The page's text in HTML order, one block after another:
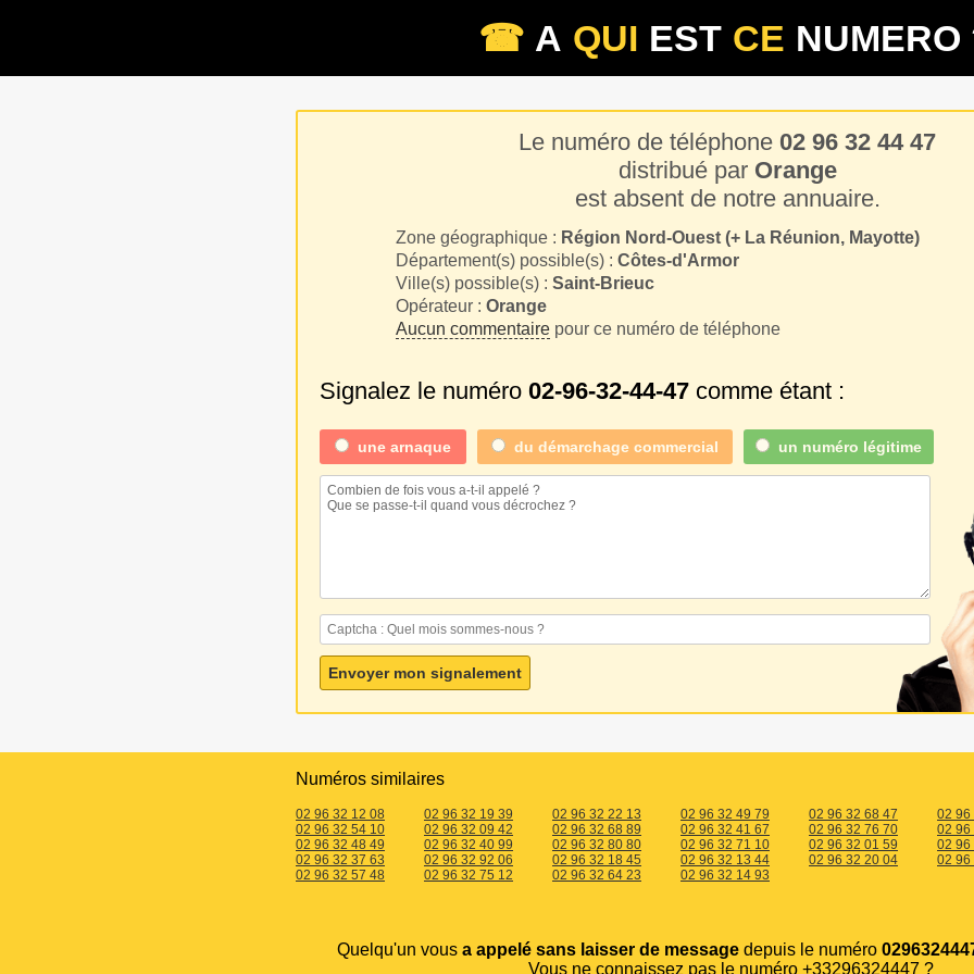
☎ A QUI EST CE NUMERO
Le numéro de téléphone 02 96 32 44 47
distribué par Orange
est absent de notre annuaire.
Zone géographique : Région Nord-Ouest (+ La Réunion, Mayotte)
Département(s) possible(s) : Côtes-d'Armor
Ville(s) possible(s) : Saint-Brieuc
Opérateur : Orange
Aucun commentairepour ce numéro de téléphone
Signalez le numéro 02-96-32-44-47 comme étant :
une arnaque du démarchage commercial un numéro légitime
Numéros similaires
02 96 32 12 08 02 96 32 19 39 02 96 32 22 13 02 96 32 49 79 02 96 32 68 47
02 96
02 96 32 54 10
02 96 32 09 42 02 96 32 68 89 02 96 32 41 67 02 96 32 76 70
02 96
02 96 32 48 49
02 96 32 40 99 02 96 32 80 80 02 96 32 71 10 02 96 32 01 59
02 96
02 96 32 37 63
02 96 32 92 06 02 96 32 18 45 02 96 32 13 44 02 96 32 20 04
02 96
02 96 32 57 48
02 96 32 75 12 02 96 32 64 23 02 96 32 14 93
Quelqu'un vous a appelé sans laisser de messagedepuis le numéro
Vous ne connaissez pas le numéro +33296324447 ?